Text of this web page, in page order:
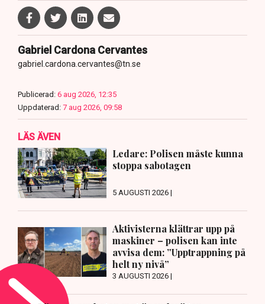
Gabriel Cardona Cervantes
gabriel.cardona.cervantes@tn.se
Publicerad: 6 aug 2026, 12:35
Uppdaterad: 7 aug 2026, 09:58
LÄS ÄVEN
Ledare: Polisen måste kunna
stoppa sabotagen
5 AUGUSTI 2026 |
Aktivisterna klättrar upp på
maskiner – polisen kan inte
avvisa dem: ”Upptrappning på
helt ny nivå”
3 AUGUSTI 2026 |